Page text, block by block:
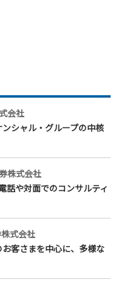
会社
シャル・グループの中核
株式会社
話や対面でのコンサルティ
式会社
客さまを中心に、多様な